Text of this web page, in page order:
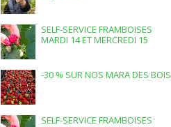
SELF-SERVICE FRAMBOISES
MARDI 14 ET MERCREDI 15
-30 % SUR NOS MARA DES BOIS
SELF-SERVICE FRAMBOISES